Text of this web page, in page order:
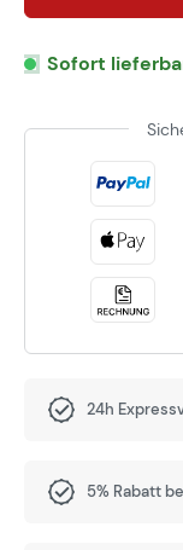
Sofort
24h
5% Rabatt